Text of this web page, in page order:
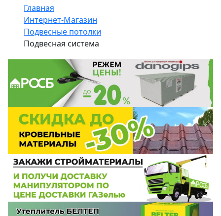
Главная
Интернет-Магазин
Подвесные потолки
Подвесная система